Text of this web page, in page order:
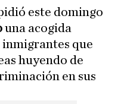
este domingo
una acogida
que
huyendo de
en sus